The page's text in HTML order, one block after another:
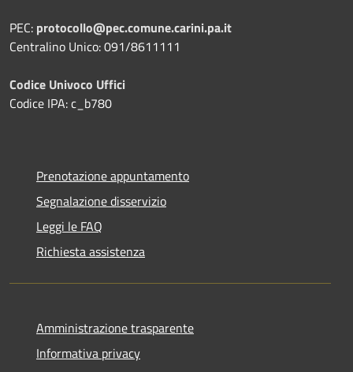
PEC: protocollo@pec.comune.carini.pa.it
Centralino Unico: 091/8611111
Codice Univoco Uffici
Codice IPA: c_b780
Prenotazione appuntamento
Segnalazione disservizio
Leggi le FAQ
Richiesta assistenza
Amministrazione trasparente
Informativa privacy